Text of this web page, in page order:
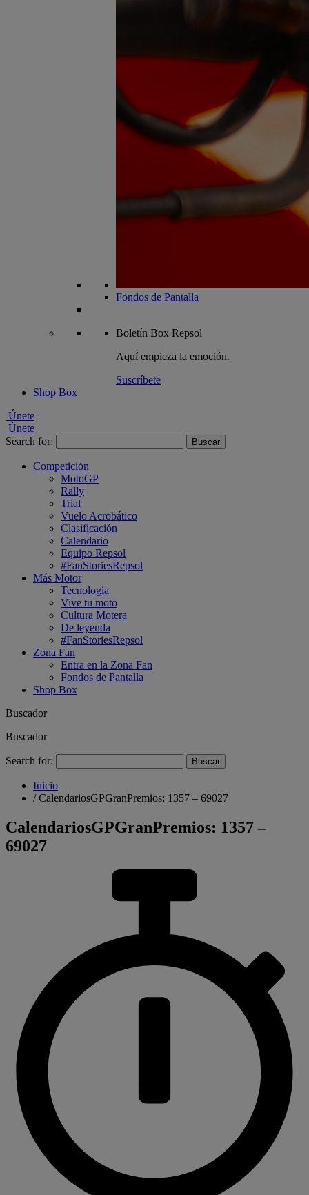
Fondos de Pantalla
Boletín Box Repsol
Aquí empieza la emoción.
Suscríbete
Shop Box
Únete
Únete
Search for:
Competición
MotoGP
Rally
Trial
Vuelo Acrobático
Clasificación
Calendario
Equipo Repsol
#FanStoriesRepsol
Más Motor
Tecnología
Vive tu moto
Cultura Motera
De leyenda
#FanStoriesRepsol
Zona Fan
Entra en la Zona Fan
Fondos de Pantalla
Shop Box
Buscador
Buscador
Search for:
Inicio
/CalendariosGPGranPremios: 1357 – 69027
CalendariosGPGranPremios: 1357 –
69027